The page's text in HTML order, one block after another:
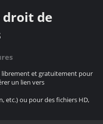
droit de
librement et gratuitement pour
un lien vers
etc.) ou pour des fichiers HD,